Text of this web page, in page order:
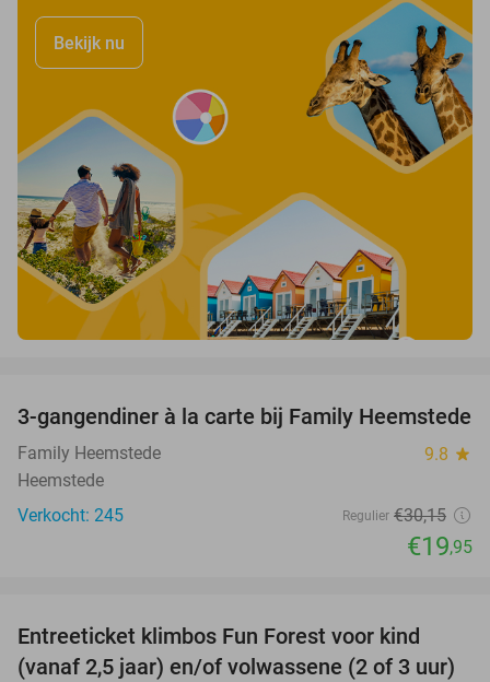
Bekijk nu
34%
3-gangendiner à la carte bij Family Heemstede
Family Heemstede 9.8 star
Heemstede
Verkocht: 245
Regulier €30,15
€19,95
Entreeticket klimbos Fun Forest voor kind
(vanaf 2,5 jaar) en/of volwassene (2 of 3 uur)